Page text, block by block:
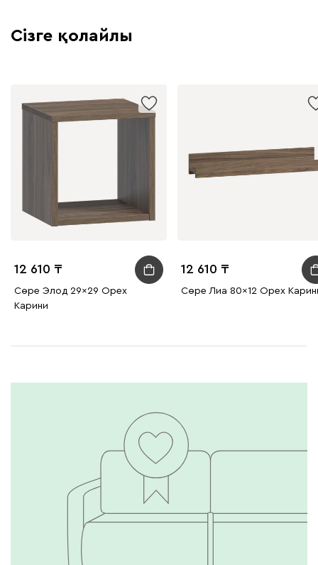
Сізге қолайлы
12 610
Сөре Элод 29x29 Орех
Карини
12 610
Сөре Лиа 80x12 Орех